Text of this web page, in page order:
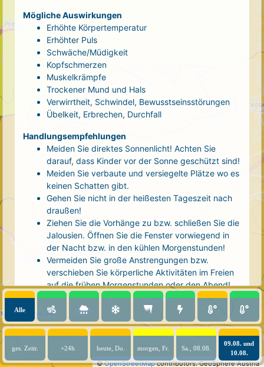
©OpenStreetMapcontributors. GeoSphere Austria
Mögliche Auswirkungen
Erhöhte Körpertemperatur
Erhöhter Puls
Schwäche/Müdigkeit
Kopfschmerzen
Muskelkrämpfe
Trockener Mund und Hals
Verwirrtheit, Schwindel, Bewusstseinsstörungen
Übelkeit, Erbrechen, Durchfall
Handlungsempfehlungen
Meiden Sie direktes Sonnenlicht! Achten Sie
darauf, dass Kinder vor der Sonne geschützt sind!
Meiden Sie verbaute und versiegelte Plätze wo es
keinen Schatten gibt.
Gehen Sie nicht in der heißesten Tageszeit nach
draußen!
Ziehen Sie die Vorhänge zu bzw. schließen Sie die
Jalousien. Öffnen Sie die Fenster vorwiegend in
der Nacht bzw. in den kühlen Morgenstunden!
Vermeiden Sie große Anstrengungen bzw.
verschieben Sie körperliche Aktivitäten im Freien
auf die frühen Morgenstunden oder den Abend!
Tragen Sie luftige, helle Kleidung und eine
Kopfbedeckung!
Nehmen Sie eine kühle Dusche! Auch kalte Arm-
und Fußbäder wirken entlastend.
Trinken Sie ausreichend und regelmäßig
(mindestens 2 - 3 Liter pro Tag)! Optimal sind
Alle
ges. Zeitr. +24h heute, Do. morgen, Fr. Sa., 08.08.
09.08. und
10.08.